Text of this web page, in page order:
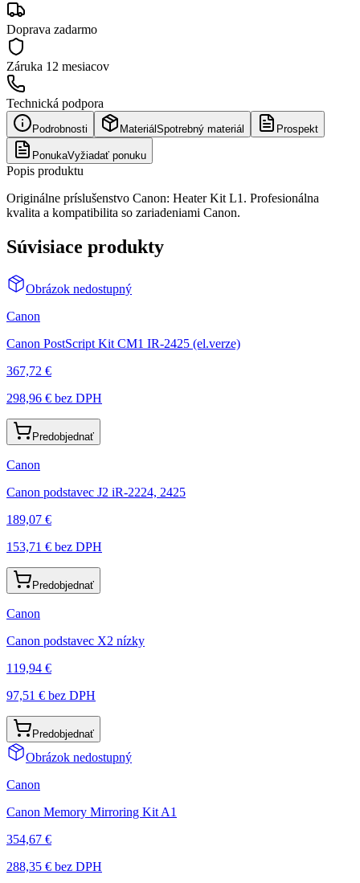
Doprava zadarmo
Záruka 12 mesiacov
Technická podpora
Podrobnosti Materiál Spotrebný materiál Prospekt
PonukaVyžiadať ponuku
Popis produktu
Originálne príslušenstvo Canon: Heater Kit L1. Profesionálna
kvalita a kompatibilita so zariadeniami Canon.
Súvisiace produkty
Obrázok nedostupný
Canon
Canon PostScript Kit CM1 IR-2425 (el.verze)
367,72 €
298,96 € bez DPH
Predobjednať
Canon
Canon podstavec J2 iR-2224, 2425
189,07 €
153,71 € bez DPH
Predobjednať
Canon
Canon podstavec X2 nízky
119,94 €
97,51 € bez DPH
Predobjednať
Obrázok nedostupný
Canon
Canon Memory Mirroring Kit A1
354,67 €
288,35 € bez DPH